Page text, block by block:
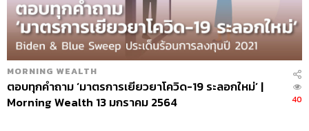
MORNING WEALTH
ตอบทุกคำถาม ‘มาตรการเยียวยาโควิด-19 ระลอกใหม่’ |
Morning Wealth 13 มกราคม 2564
40